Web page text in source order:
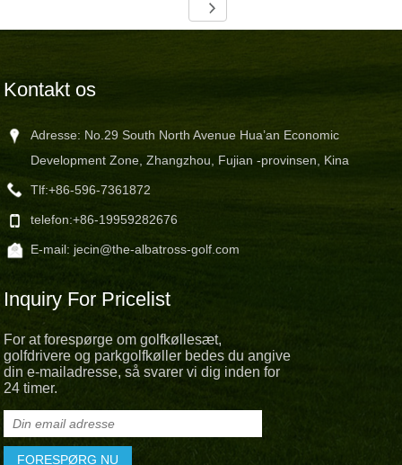
Kontakt os
Adresse: No.29 South North Avenue Hua’an Economic
Development Zone, Zhangzhou, Fujian -provinsen, Kina
Tlf:+86-596-7361872
telefon:+86-19959282676
E-mail: jecin@the-albatross-golf.com
Inquiry For Pricelist
For at forespørge om golfkøllesæt,
golfdrivere og parkgolfkøller bedes du angive
din e-mailadresse, så svarer vi dig inden for
24 timer.